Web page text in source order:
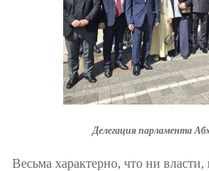
Делегация парламента
Весьма характерно, что ни